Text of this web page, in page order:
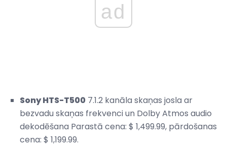
ad
Sony HTS-T500 7.1.2 kanāla skaņas josla ar
bezvadu skaņas frekvenci un Dolby Atmos audio
dekodēšana Parastā cena: $ 1,499.99, pārdošanas
cena: $ 1,199.99.